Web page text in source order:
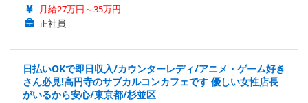
月給27万円～35万円
正社員
日払いOKで即日収入/カウンターレディ/アニメ・ゲーム好き
さん必見!高円寺のサブカルコンカフェです 優しい女性店長
がいるから安心/東京都/杉並区